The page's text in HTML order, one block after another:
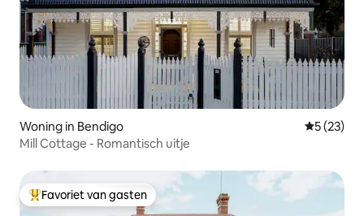
Woning in Bendigo
5 (23)
Mill Cottage - Romantisch uitje
Topfavoriet van gasten
Favoriet van gasten